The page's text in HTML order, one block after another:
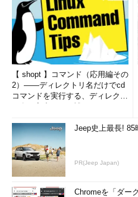
【 shopt 】コマンド（応用編その
2）――ディレクトリ名だけでcd
コマンドを実行する、ディレクト
Jeep史上最長! 85
PR(Jeep Japan)
Chromeを「ダー